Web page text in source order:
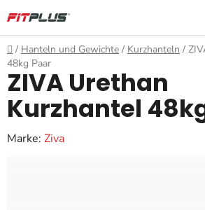
Inhalt
springen
Startseite
/ Hanteln und Gewichte / Kurzhanteln /
48kg Paar
ZIVA Urethan
Kurzhantel
Marke: Ziva